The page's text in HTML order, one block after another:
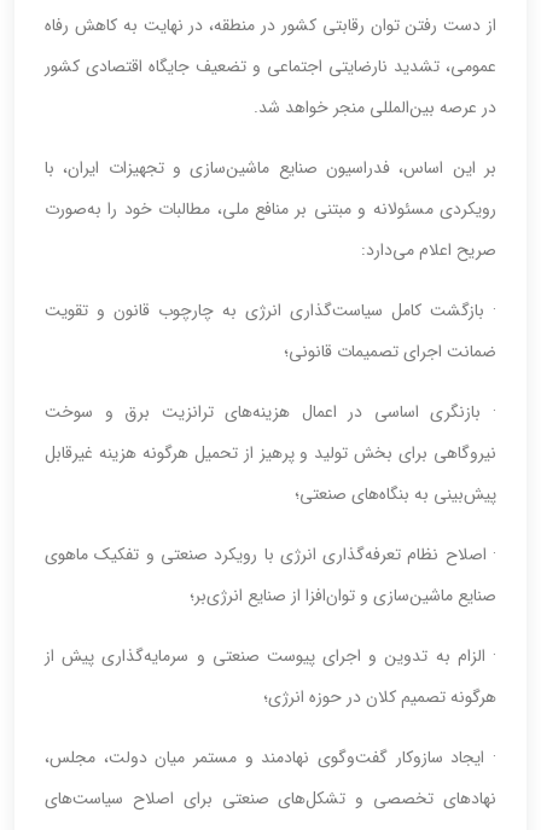
از دست رفتن توان رقابتی کشور در منطقه، در نهایت به کاهش رفاه
عمومی، تشدید نارضایتی اجتماعی و تضعیف جایگاه اقتصادی کشور
در عرصه بین‌المللی منجر خواهد شد.
بر این اساس، فدراسیون صنایع ماشین‌سازی و تجهیزات ایران، با
رویکردی مسئولانه و مبتنی بر منافع ملی، مطالبات خود را به‌صورت
صریح اعلام می‌دارد:
· بازگشت کامل سیاست‌گذاری انرژی به چارچوب قانون و تقویت
ضمانت اجرای تصمیمات قانونی؛
· بازنگری اساسی در اعمال هزینه‌های ترانزیت برق و سوخت
نیروگاهی برای بخش تولید و پرهیز از تحمیل هرگونه هزینه غیرقابل
پیش‌بینی به بنگاه‌های صنعتی؛
· اصلاح نظام تعرفه‌گذاری انرژی با رویکرد صنعتی و تفکیک ماهوی
صنایع ماشین‌سازی و توان‌افزا از صنایع انرژی‌بر؛
· الزام به تدوین و اجرای پیوست صنعتی و سرمایه‌گذاری پیش از
هرگونه تصمیم کلان در حوزه انرژی؛
· ایجاد سازوکار گفت‌وگوی نهادمند و مستمر میان دولت، مجلس،
نهادهای تخصصی و تشکل‌های صنعتی برای اصلاح سیاست‌های